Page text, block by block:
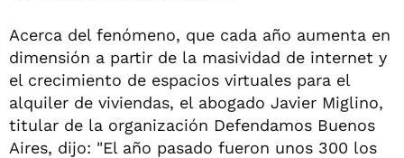
Acerca del fenómeno, que cada año aumenta en
dimensión a partir de la masividad de internet y
el crecimiento de espacios virtuales para el
alquiler de viviendas, el abogado Javier Miglino,
titular de la organización Defendamos Buenos
Aires, dijo: "El año pasado fueron unos 300 los